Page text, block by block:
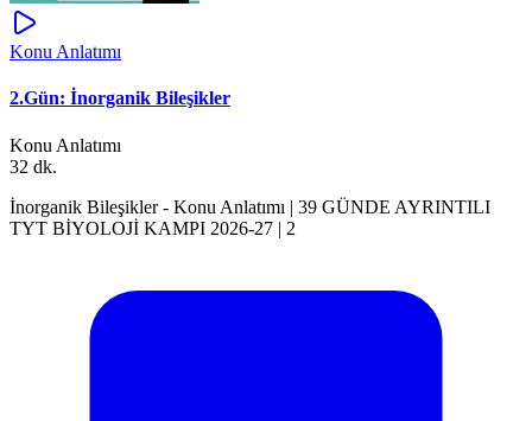
Konu Anlatımı
2.Gün: İnorganik Bileşikler
Konu Anlatımı
32 dk.
İnorganik Bileşikler - Konu Anlatımı | 39 GÜNDE AYRINTILI
TYT BİYOLOJİ KAMPI 2026-27 | 2